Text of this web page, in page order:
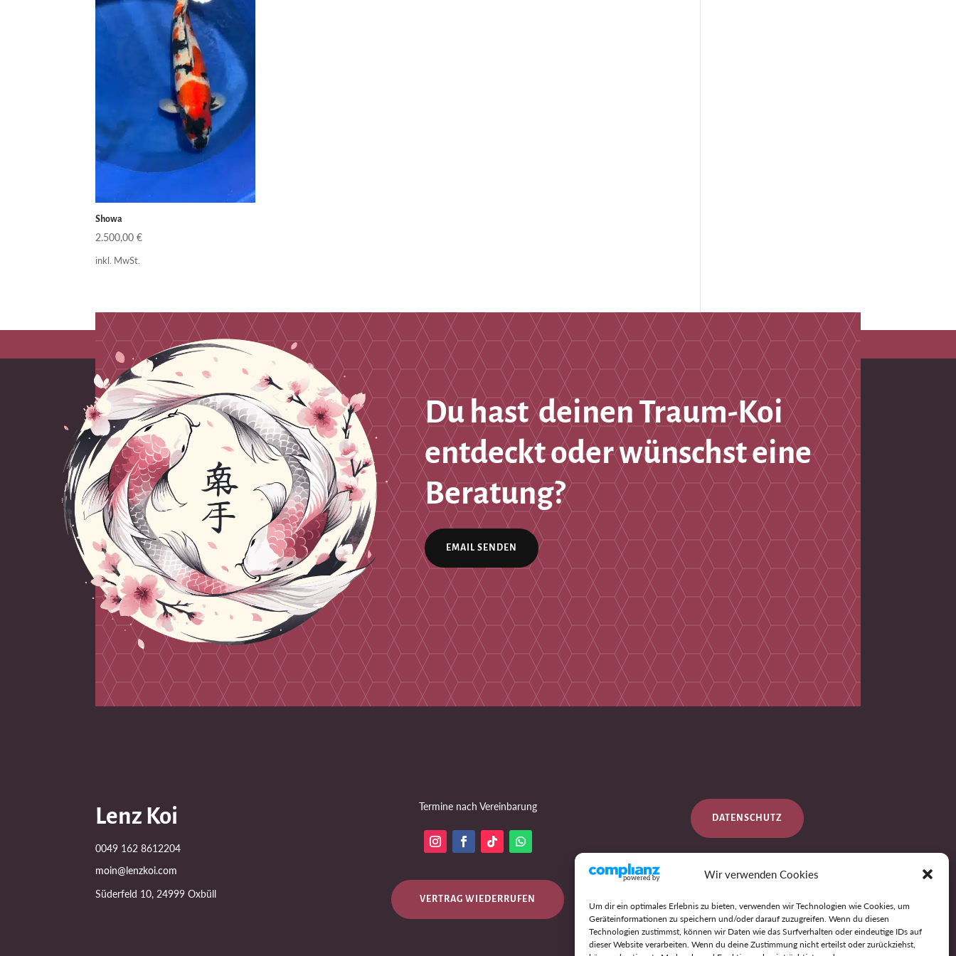
Wir verwenden Cookies
Um dir ein optimales Erlebnis zu bieten, verwenden wir Technologien wie Cookies, um
Geräteinformationen zu speichern und/oder darauf zuzugreifen. Wenn du diesen
Technologien zustimmst, können wir Daten wie das Surfverhalten oder eindeutige IDs auf
dieser Website verarbeiten. Wenn du deine Zustimmung nicht erteilst oder zurückziehst,
Showa
2.500,00€
inkl. MwSt.
Du hast deinen Traum-Koi
entdeckt oder wünschst eine
Beratung?
EMAIL SENDEN
Lenz Koi
0049 162 8612204
moin@lenzkoi.com
Süderfeld 10, 24999 Oxbüll
Termine nach Vereinbarung
VERTRAG WIEDERRUFEN
DATENSCHUTZ
IMPRESSUM
AGB